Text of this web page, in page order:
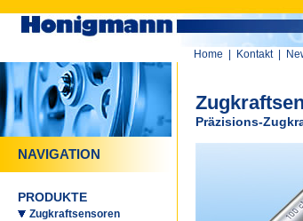
Home Kontakt
NAVIGATION
PRODUKTE
Zugkraftsensoren
Präzisions-